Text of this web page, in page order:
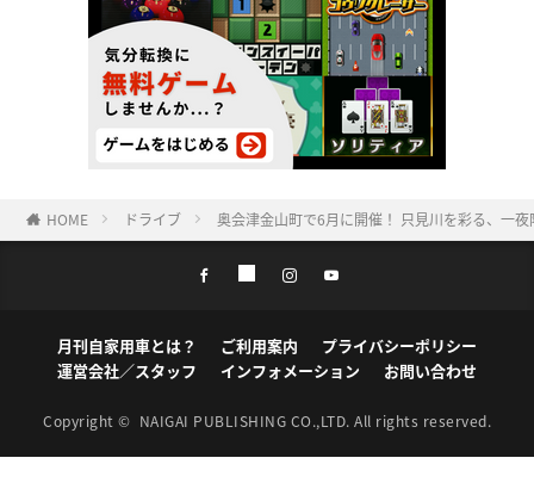
HOME ドライブ 奥会津金山町で6月に開催！ 只見川を彩る、一
月刊自家用車とは？ ご利用案内
プライバシーポリシー
運営会社／スタッフ
インフォメーション お問い合わせ
Copyright © NAIGAI PUBLISHING CO.,LTD. All rights reserved.